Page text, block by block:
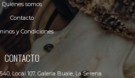
Quiénes somos
Contacto
y Condiciones
CONTACTO
Local 107, Galeria Buale, La Serena